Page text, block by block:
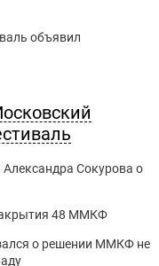
объявил
Сокурова о
48 ММКФ
о решении ММКФ не